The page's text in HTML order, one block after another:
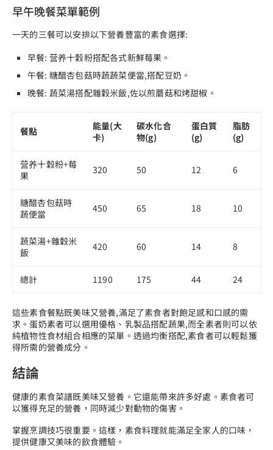
早午晚餐菜單範例
一天的三餐可以安排以下營養豐富的素食選擇:
早餐: 营养十穀粉搭配各式新鮮莓果。
午餐: 糖醋杏包菇時蔬蔬菜便當,搭配豆奶。
晚餐: 蔬菜湯搭配雜穀米飯,佐以煎蘑菇和烤甜椒。
餐點
能量(大
卡)
碳水化合
物(g)
蛋白質
(g)
脂肪
(g)
营养十穀粉+莓
果
320 50 12 6
糖醋杏包菇時
蔬便當
450 65 18 10
蔬菜湯+雜穀米
飯
420 60 14 8
總計 1190 175 44 24
這些素食餐點既美味又營養,滿足了素食者對飽足感和口感的需
求。蛋奶素者可以選用優格、乳製品搭配蔬果,而全素者則可以依
純植物性食材組合相應的菜單。透過均衡搭配,素食者可以輕鬆獲
得所需的營養成分。
結論
健康的素食菜譜既美味又營養。它還能帶來許多好處。素食者可
以獲得充足的營養，同時減少對動物的傷害。
掌握烹調技巧很重要。這樣，素食料理就能滿足全家人的口味，
提供健康又美味的飲食體驗。